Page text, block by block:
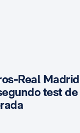
Real
test